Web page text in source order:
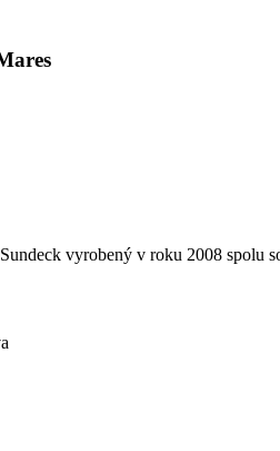
vyrobený v roku 2008 spolu